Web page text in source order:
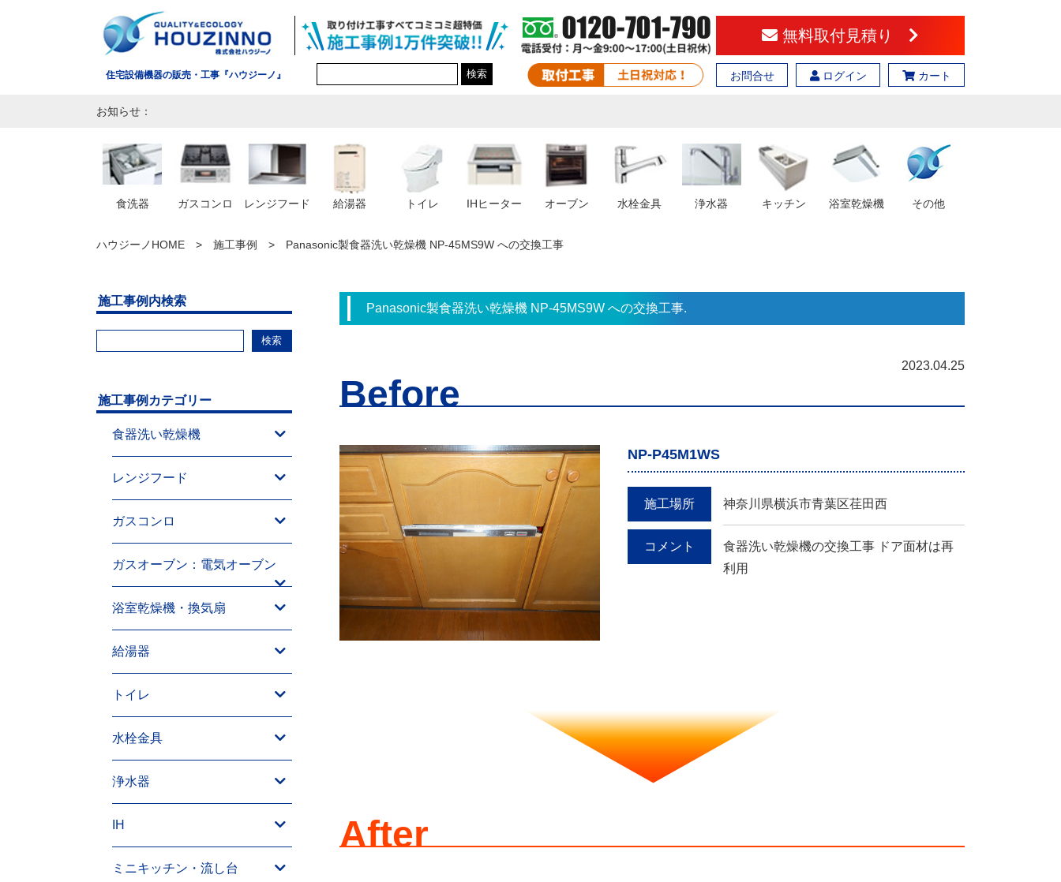
住宅設備機器の販売・工事『ハウジーノ』 検索
無料取付見積り
お問合せ ログイン カート
お知らせ：
食洗器 ガスコンロ レンジフード 給湯器 トイレ IHヒーター オーブン 水栓金具 浄水器 キッチン 浴室乾燥機 その他
ハウジーノHOME 施工事例 Panasonic製食器洗い乾燥機 NP-45MS9W への交換工事
Panasonic製食器洗い乾燥機 NP-45MS9W への交換工事.
2023.04.25
Before
NP-P45M1WS
施工場所 神奈川県横浜市青葉区荏田西
コメント
食器洗い乾燥機の交換工事 ドア面材は再
利用
After
施工事例内検索
検索
施工事例カテゴリー
食器洗い乾燥機
レンジフード
ガスコンロ
ガスオーブン：電気オーブン
浴室乾燥機・換気扇
給湯器
トイレ
水栓金具
浄水器
IH
ミニキッチン・流し台